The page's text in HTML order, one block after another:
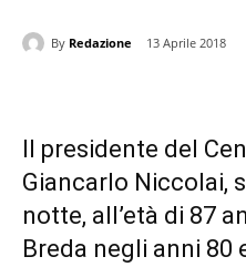
By Redazione 13 Aprile 2018
Il presidente del
Giancarlo Niccolai,
notte, all’età di 87
Breda negli anni 80